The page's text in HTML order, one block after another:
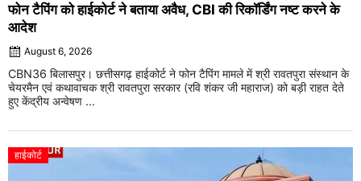
फोन टैपिंग को हाईकोर्ट ने बताया अवैध, CBI की रिकॉर्डिंग नष्ट करने के
आदेश
August 6, 2026
CBN36 बिलासपुर। छत्तीसगढ़ हाईकोर्ट ने फोन टैपिंग मामले में श्री रावतपुरा संस्थान के
चेयरमैन एवं कथावाचक श्री रावतपुरा सरकार (रवि शंकर जी महाराज) को बड़ी राहत देते
हुए केंद्रीय अन्वेषण ...
हाईकोर्ट